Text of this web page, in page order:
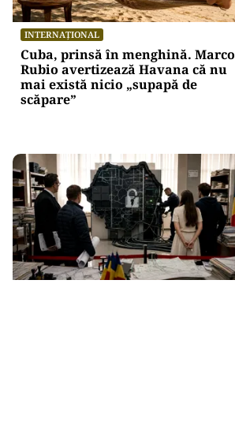
INTERNAȚIONAL
Cuba, prinsă în menghină. Marco
Rubio avertizează Havana că nu
mai există nicio „supapă de
scăpare”